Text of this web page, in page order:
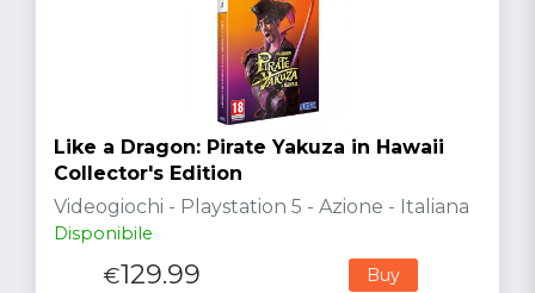
Like a Dragon: Pirate Yakuza in Hawaii
Collector's Edition
Videogiochi - Playstation 5 - Azione - Italiana
Disponibile
€129.99 Buy